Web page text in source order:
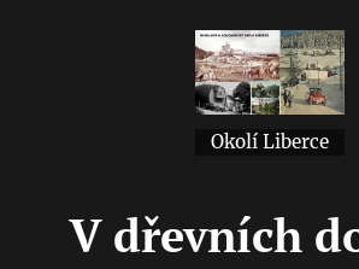
Okolí Liberce
V dřevních